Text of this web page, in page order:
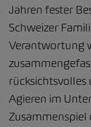
Jahren fester
Schweizer
Verantwortung
rücksichtsvolles
Agieren im
Zusammenspiel